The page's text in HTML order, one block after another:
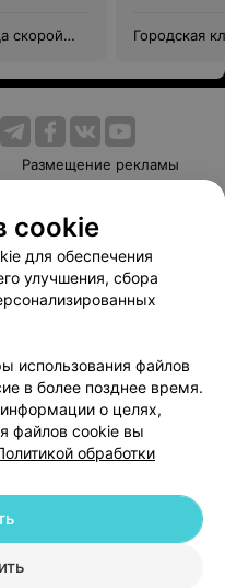
скорой
Городская
Размещение рекламы
Способы оплаты
103.by
данных
| 220012, Республика Беларусь,
cookie
для обеспечения
улучшения, сбора
использования файлов
в более позднее время.
о целях,
файлов cookie вы
обработки